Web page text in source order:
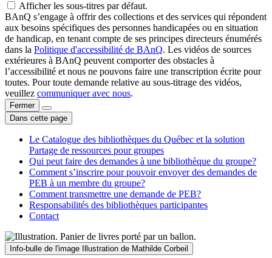
Afficher les sous-titres par défaut.
BAnQ s’engage à offrir des collections et des services qui répondent
aux besoins spécifiques des personnes handicapées ou en situation
de handicap, en tenant compte de ses principes directeurs énumérés
dans la Politique d'accessibilité de BAnQ. Les vidéos de sources
extérieures à BAnQ peuvent comporter des obstacles à
l’accessibilité et nous ne pouvons faire une transcription écrite pour
toutes. Pour toute demande relative au sous-titrage des vidéos,
veuillez communiquer avec nous.
Fermer
Dans cette page
Le Catalogue des bibliothèques du Québec et la solution
Partage de ressources pour groupes
Qui peut faire des demandes à une bibliothèque du groupe?
Comment s’inscrire pour pouvoir envoyer des demandes de
PEB à un membre du groupe?
Comment transmettre une demande de PEB?
Responsabilités des bibliothèques participantes
Contact
Info-bulle de l'image Illustration de Mathilde Corbeil